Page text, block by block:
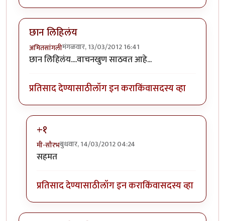
छान लिहिलंय
अमितसांगलीमंगळवार, 13/03/2012 16:41
छान लिहिलंय....वाचनखुण साठवत आहे...
प्रतिसाद देण्यासाठीलॉग इन कराकिंवासदस्य व्हा
+१
मी-सौरभबुधवार, 14/03/2012 04:24
In reply to
सहमत
प्रतिसाद देण्यासाठीलॉग इन कराकिंवासदस्य व्हा